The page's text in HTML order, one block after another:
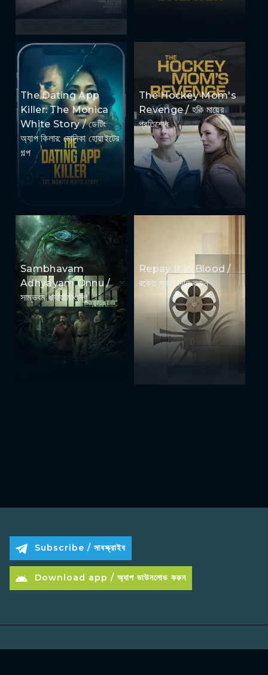
The Dating App
Killer: The Monica
White Story / ডেটিং
অ্যাপ কিলার: মোনিকা হোয়াইটের
গল্প
The Hockey Mom's
Revenge / হকি মায়ের
প্রতিশোধ
Sambhavam
Adhyayam Onnu /
সাম্ভবম ধার্যায়াম ওন্ণু
Repay It in Blood /
রক্তে পুনঃপ্রদান করুন
Subscribe / সাবস্ক্রাইব
Download app / অ্যাপ ডাউনলোড করুন